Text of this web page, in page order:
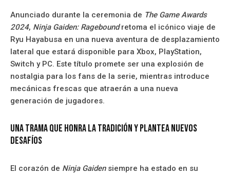
Anunciado durante la ceremonia de The Game Awards
2024, Ninja Gaiden: Rageboundretoma el icónico viaje de
Ryu Hayabusa en una nueva aventura de desplazamiento
lateral que estará disponible para Xbox, PlayStation,
Switch y PC. Este título promete ser una explosión de
nostalgia para los fans de la serie, mientras introduce
mecánicas frescas que atraerán a una nueva
generación de jugadores.
Una trama que honra la tradición y plantea nuevos
desafíos
El corazón de Ninja Gaidensiempre ha estado en su